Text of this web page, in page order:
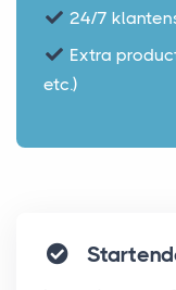
24/7
Extra
etc.)